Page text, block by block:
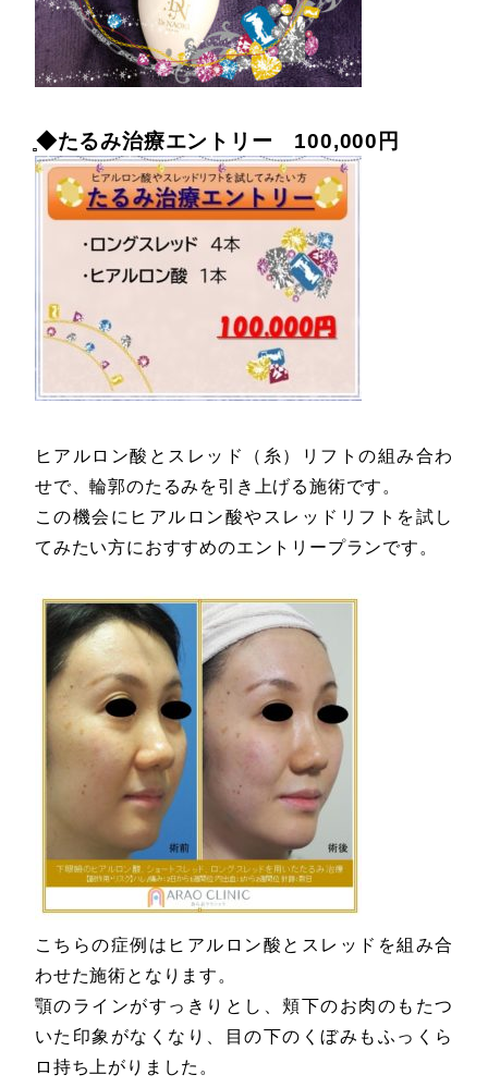
̻◆たるみ治療エントリー 100,000円
ヒアルロン酸とスレッド（糸）リフトの組み合わ
せで、輪郭のたるみを引き上げる施術です。
この機会にヒアルロン酸やスレッドリフトを試し
てみたい方におすすめのエントリープランです。
こちらの症例はヒアルロン酸とスレッドを組み合
わせた施術となります。
顎のラインがすっきりとし、頬下のお肉のもたつ
いた印象がなくなり、目の下のくぼみもふっくら
ロ持ち上がりました。